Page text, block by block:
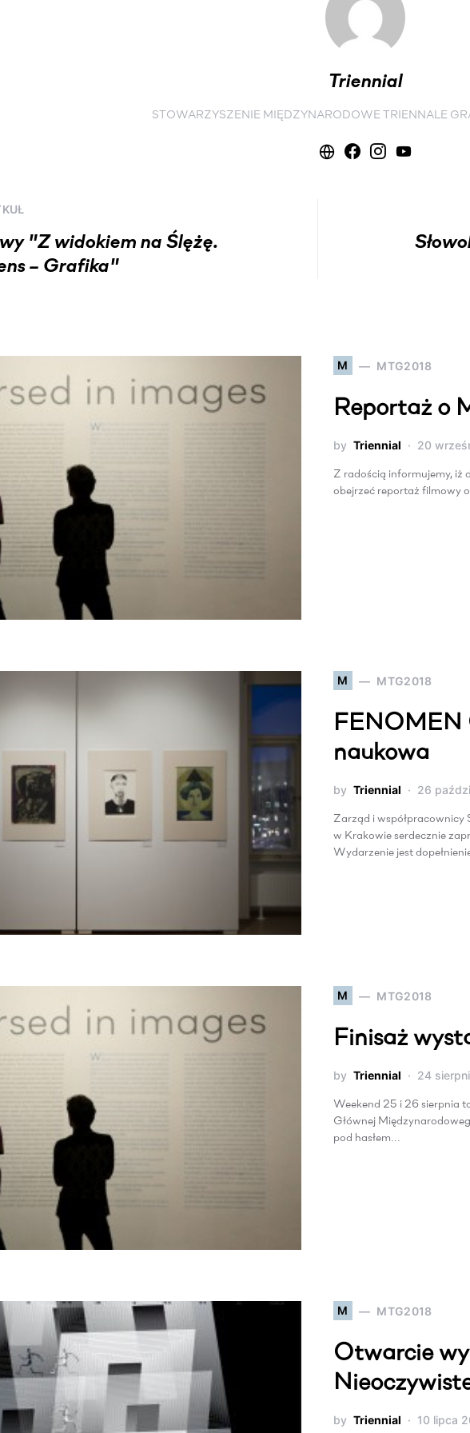
Triennial
STOWARZYSZENIE MIĘDZYNARODOWE TRIENNALE
"Z widokiem na Ślężę.
– Grafika"
M MTG2018
Reportaż o
by Triennial 20
Z radością informujemy, iż
obejrzeć reportaż filmowy
M MTG2018
FENOMEN
naukowa
by Triennial 26
Zarząd i
w Krakowie serdecznie
Wydarzenie jest
M MTG2018
Finisaż
by Triennial 24
Weekend 25 i 26 sierpnia
Głównej
pod hasłem…
M MTG2018
Otwarcie
by Triennial 10 lipca